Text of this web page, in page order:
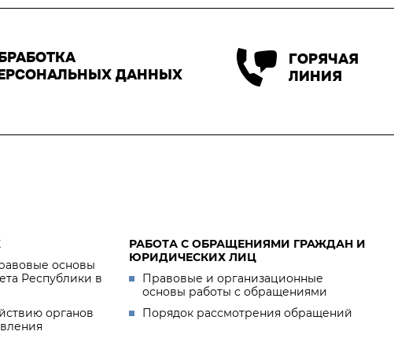
ДАННЫХ
ГОРЯЧАЯ
ЛИНИЯ
основы
Республики в
органов
РАБОТА С ОБРАЩЕНИЯМИ ГРАЖДАН И
ЮРИДИЧЕСКИХ ЛИЦ
Правовые и организационные
основы работы с обращениями
Порядок рассмотрения обращений